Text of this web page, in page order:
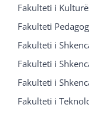
Fakulteti i
Fakulteti
Fakulteti i
Fakulteti i
Fakulteti i
Fakulteti i